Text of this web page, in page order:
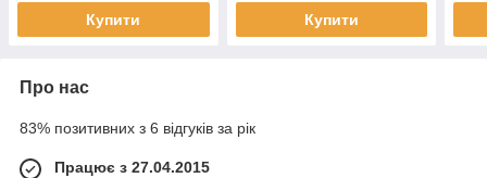
Купити Купити
Про нас
83% позитивних з 6 відгуків за рік
Працює з 27.04.2015